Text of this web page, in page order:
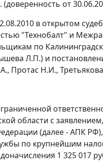
от
в открытом
"Технобалт" и
по
Л.П.) и
Протас Н.И.,
области с
(далее - АПК
по крупнейшим
1 325 017